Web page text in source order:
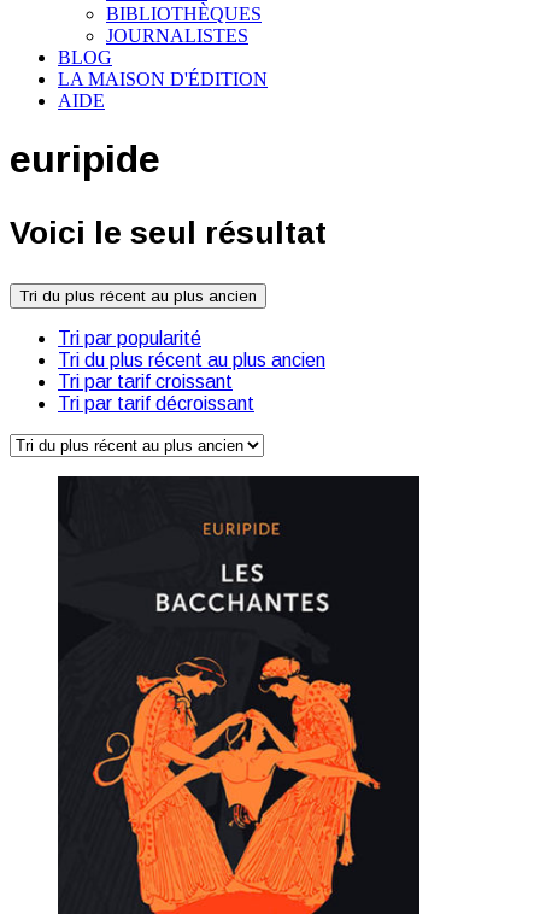
BIBLIOTHÈQUES
JOURNALISTES
BLOG
LA MAISON D'ÉDITION
AIDE
euripide
Voici le seul résultat
Tri du plus récent au plus ancien
Tri par popularité
Tri du plus récent au plus ancien
Tri par tarif croissant
Tri par tarif décroissant